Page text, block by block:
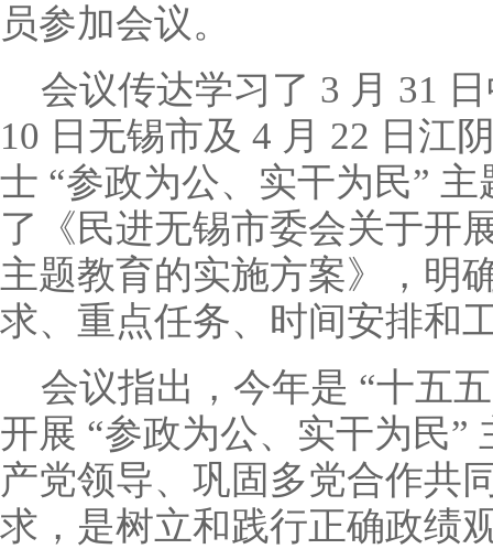
员参加会议。
会议传达学习了 3 月 31
10 日无锡市及 4 月 22 日江
士 “参政为公、实干为民” 主
了《民进无锡市委会关于开
主题教育的实施方案》，明
求、重点任务、时间安排和
会议指出，今年是 “十五五
开展 “参政为公、实干为民”
产党领导、巩固多党合作共
求，是树立和践行正确政绩